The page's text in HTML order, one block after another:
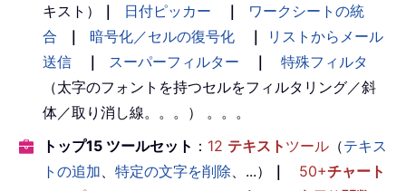
キスト）
｜ 日付ピッカー ｜
ワークシートの統
合
｜ 暗号化／セルの復号化 ｜
リストからメール
送信
｜ スーパーフィルター ｜
特殊フィルタ
（太字のフォントを持つセルをフィルタリング／斜
体／取り消し線。。。） 。。。
トップ15 ツールセット ： 12 テキスト ツール （テキス
トの追加
特定の文字を削除 、...） ｜ 50+チャート